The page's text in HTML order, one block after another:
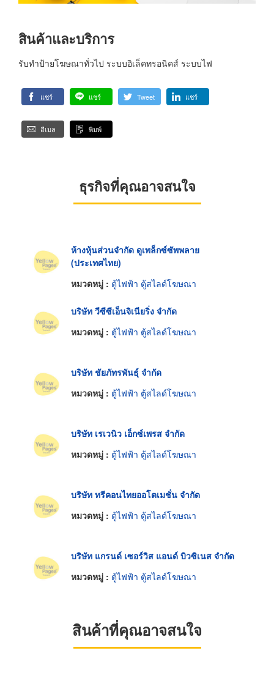
สินค้าและบริการ
รับทำป้ายโฆษณาทั่วไป ระบบอิเล็คทรอนิคส์ ระบบไฟ
แชร์ แชร์ Tweet แชร์
อีเมล พิมพ์
ธุรกิจที่คุณอาจสนใจ
ห้างหุ้นส่วนจำกัด ดูเพล็กซ์ซัพพลาย
(ประเทศไทย)
หมวดหมู่ : ตู้ไฟฟ้า ตู้สไลด์โฆษณา
บริษัท วีซีซีเอ็นจิเนียริ่ง จำกัด
หมวดหมู่ : ตู้ไฟฟ้า ตู้สไลด์โฆษณา
บริษัท ชัยภัทรพันธุ์ จำกัด
หมวดหมู่ : ตู้ไฟฟ้า ตู้สไลด์โฆษณา
บริษัท เรเวนิว เอ็กซ์เพรส จำกัด
หมวดหมู่ : ตู้ไฟฟ้า ตู้สไลด์โฆษณา
บริษัท ทรีคอนไทยออโตเมชั่น จำกัด
หมวดหมู่ : ตู้ไฟฟ้า ตู้สไลด์โฆษณา
บริษัท แกรนด์ เซอร์วิส แอนด์ บิวซิเนส จำกัด
หมวดหมู่ : ตู้ไฟฟ้า ตู้สไลด์โฆษณา
สินค้าที่คุณอาจสนใจ